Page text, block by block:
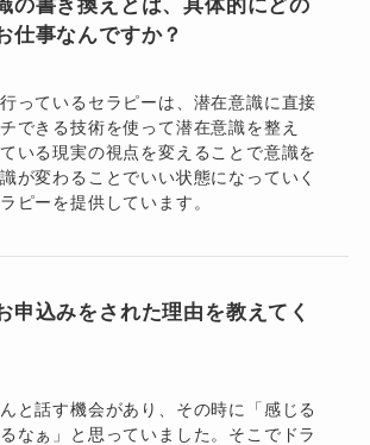
の書き換えとは、具体的にどの
仕事なんですか？
っているセラピーは、潜在意識に直接
できる技術を使って潜在意識を整え
いる現実の視点を変えることで意識を
が変わることでいい状態になっていく
ピーを提供しています。
申込みをされた理由を教えてく
と話す機会があり、その時に「感じる
なぁ」と思っていました。そこでドラ